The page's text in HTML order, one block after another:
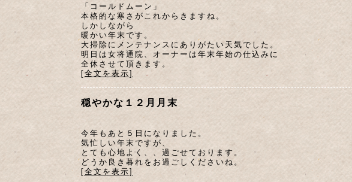
「コールドムーン」
本格的な寒さがこれからきますね。
しかしながら
暖かい年末です。
大掃除にメンテナンスにありがたい天気でした。
明日は女将通院、オーナーは年末年始の仕込みに
全休させて頂きます。
[全文を表示]
穏やかな１２月月末
今年もあと５日になりました。
気忙しい年末ですが、
とても心地よく、、過ごせております。
どうか良き暮れをお過ごしくださいね。
[全文を表示]